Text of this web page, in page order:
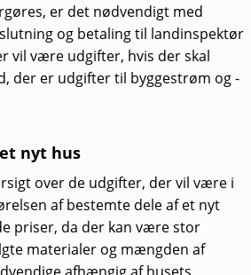
er det nødvendigt med
og betaling til landinspektør
vil være udgifter, hvis der skal
der er udgifter til byggestrøm og -
nyt hus
over de udgifter, der vil være i
af bestemte dele af et nyt
priser, da der kan være stor
materialer og mængden af